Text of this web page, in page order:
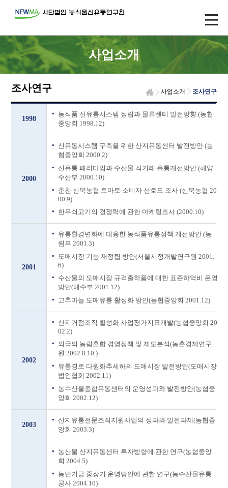
사업소개
조사연구 사업소개 조사연구
1998
농식품 신유통시스템 정립과 물류센터 발전방향 (농협
중앙회 1998.12)
2000
신유통시스템 구축을 위한 산지유통센터 발전방안 (농
협중앙회 2000.2)
신유통 패러다임과 수산물 직거래 유통개선방안 (해양
수산부 2000.10)
춘천 신북농협 토마토 소비자 선호도 조사 (신북농협 20
00.9)
한우쇠고기의 경쟁력에 관한 마케팅조사 (2000.10)
2001
유통환경변화에 대응한 농식품유통정책 개선방안 (농
림부 2001.3)
도매시장 기능 재정립 방안(서울시정개발연구원 2001.
6)
수산물의 도매시장 규격출하품에 대한 표준하역비 운영
방안(해수부 2001.12)
고추마늘 도매유통 활성화 방안(농협중앙회 2001.12)
2002
산지거점조직 활성화 사업평가지표개발(농협중앙회 20
02.2)
외국의 농림혼합 경영정책 및 제도분석(농촌경제연구
원 2002.8.10.)
유통경로 다원화추세하의 도매시장 발전방안(도매시장
법인협회 2002.11)
농수산물종합유통센터의 운영성과와 발전방안(농협중
앙회 2002.12)
2003
산지유통전문조직지원사업의 성과와 발전과제(농협중
앙회 2003.3)
농산물 산지유통센터 투자방향에 관한 연구(농협중앙
회 2004.5)
농안기금 중장기 운영방안에 관한 연구(농수산물유통
공사 2004.10)